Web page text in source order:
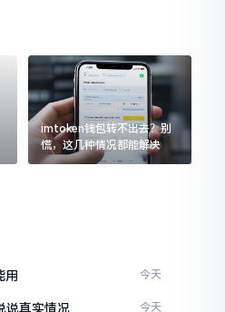
imtoken钱包转不出去？别
慌，这几种情况都能解决
用 今天
说真实情况 今天